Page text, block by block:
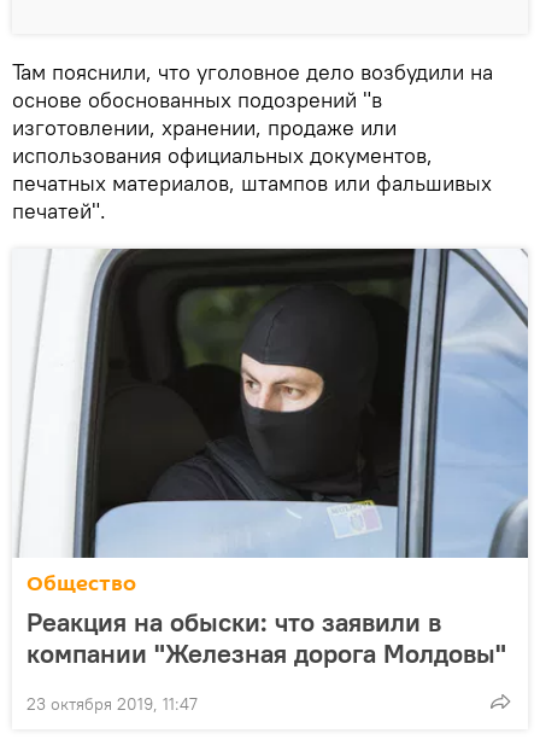
Там пояснили, что уголовное дело возбудили на
основе обоснованных подозрений "в
изготовлении, хранении, продаже или
использования официальных документов,
печатных материалов, штампов или фальшивых
печатей".
Общество
Реакция на обыски: что заявили в
компании "Железная дорога Молдовы"
23 октября 2019, 11:47